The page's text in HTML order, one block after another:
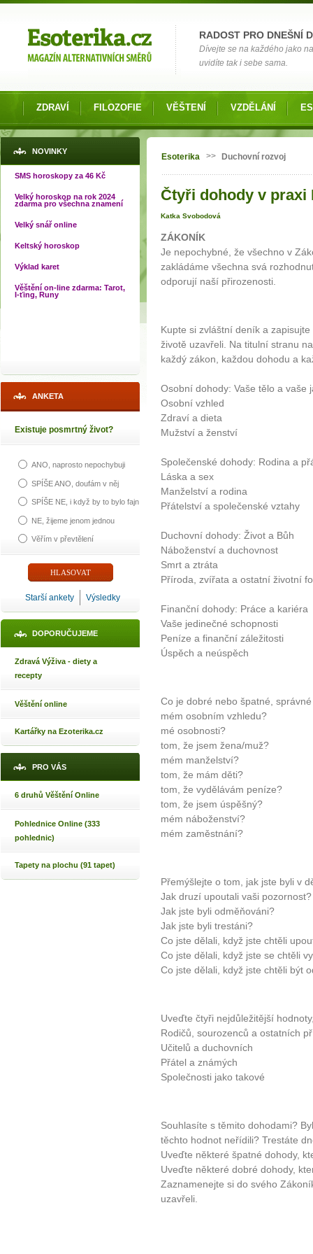
RADOST PRO DNEŠNÍ
Dívejte se na každého jako
uvidíte tak i sebe sama.
ZDRAVÍ FILOZOFIE VĚŠTENÍ VZDĚLÁNÍ
NOVINKY
SMS horoskopy za 46 Kč
Velký horoskop na rok 2024
zdarma pro všechna znamení
Velký snář online
Keltský horoskop
Výklad karet
Věštění on-line zdarma: Tarot,
I-ťing, Runy
ANKETA
Existuje posmrtný život?
ANO, naprosto nepochybuji
SPÍŠE ANO, doufám v něj
SPÍŠE NE, i když by to bylo fajn
NE, žijeme jenom jednou
Věřím v převtělení
Starší ankety Výsledky
DOPORUČUJEME
Zdravá Výživa - diety a
recepty
Věštění online
Kartářky na Ezoterika.cz
PRO VÁS
6 druhů Věštění Online
Pohlednice Online (333
pohlednic)
Tapety na plochu (91 tapet)
Jste zde
Esoterika >> Duchovní rozvoj
Čtyři dohody v praxi
Katka Svobodová
ZÁKONÍK
Je nepochybné, že všechno v
zakládáme všechna svá
odporují naší přirozenosti.
Kupte si zvláštní deník a
životě uzavřeli. Na titulní stranu
každý zákon, každou dohodu a
Osobní dohody: Vaše tělo a vaše
Osobní vzhled
Zdraví a dieta
Mužství a ženství
Společenské dohody: Rodina a
Láska a sex
Manželství a rodina
Přátelství a společenské vztahy
Duchovní dohody: Život a Bůh
Náboženství a duchovnost
Smrt a ztráta
Příroda, zvířata a ostatní životní
Finanční dohody: Práce a kariéra
Vaše jedinečné schopnosti
Peníze a finanční záležitosti
Úspěch a neúspěch
Co je dobré nebo špatné,
mém osobním vzhledu?
mé osobnosti?
tom, že jsem žena/muž?
mém manželství?
tom, že mám děti?
tom, že vydělávám peníze?
tom, že jsem úspěšný?
mém náboženství?
mém zaměstnání?
Přemýšlejte o tom, jak jste byli v
Jak druzí upoutali vaši pozornost?
Jak jste byli odměňováni?
Jak jste byli trestáni?
Co jste dělali, když jste chtěli
Co jste dělali, když jste se chtěli
Co jste dělali, když jste chtěli být
Uveďte čtyři nejdůležitější
Rodičů, sourozenců a ostatních
Učitelů a duchovních
Přátel a známých
Společnosti jako takové
Souhlasíte s těmito dohodami?
těchto hodnot neřídili? Trestáte
Uveďte některé špatné dohody,
Uveďte některé dobré dohody,
Zaznamenejte si do svého
uzavřeli.